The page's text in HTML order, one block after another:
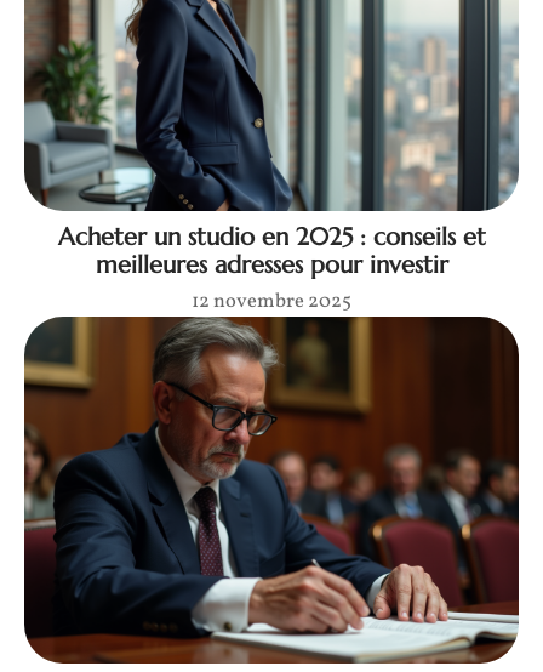
Acheter un studio en 2025 : conseils et
meilleures adresses pour investir
12 novembre 2025